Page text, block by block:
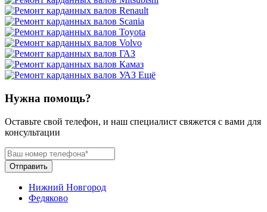
Ещё
Нужна помощь?
Оставьте свой телефон, и наш специалист свяжется с вами для
консультации
Отправить
Нижний Новгород
Федяково